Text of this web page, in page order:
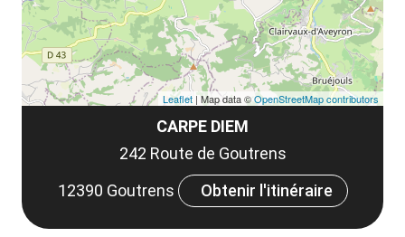
CARPE DIEM
242 Route de Goutrens
12390 Goutrens
Obtenir l'itinéraire
Leaflet | Map data ©OpenStreetMap contributors